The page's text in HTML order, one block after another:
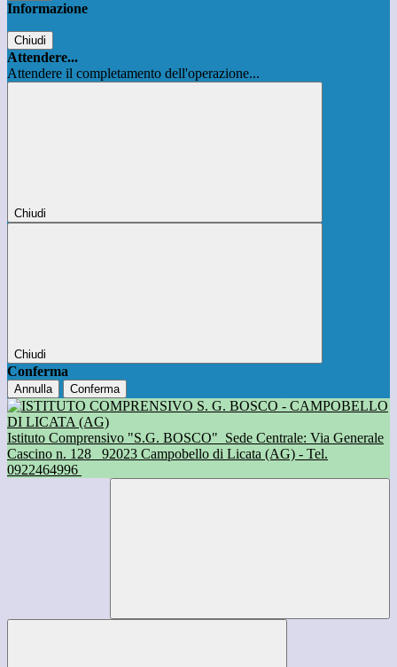
Informazione
Chiudi
Attendere...
Attendere il completamento dell'operazione...
Chiudi
Chiudi
Conferma
Annulla Conferma
Istituto Comprensivo "S.G. BOSCO" Sede Centrale: Via Generale
Cascino n. 128
92023 Campobello di Licata (AG) - Tel.
0922464996